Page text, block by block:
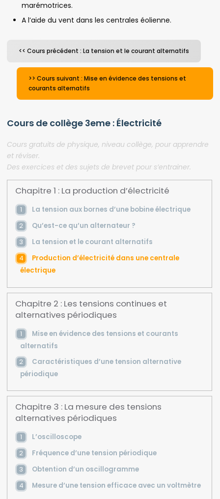
marémotrices.
A l’aide du vent dans les centrales éolienne.
<< Cours précédent : La tension et le courant alternatifs
>> Cours suivant : Mise en évidence des tensions et
courants alternatifs
Cours de collège 3eme : Électricité
Cours gratuits de physique, niveau collège, pour apprendre
et réviser.
Des exercices et des sujets de brevet pour s’entrainer.
Chapitre 1 : La production d’électricité
La tension aux bornes d’une bobine électrique
Qu’est-ce qu’un alternateur ?
La tension et le courant alternatifs
Production d’électricité dans une centrale
électrique
Chapitre 2 : Les tensions continues et
alternatives périodiques
Mise en évidence des tensions et courants
alternatifs
Caractéristiques d’une tension alternative
périodique
Chapitre 3 : La mesure des tensions
alternatives périodiques
L’oscilloscope
Fréquence d’une tension périodique
Obtention d’un oscillogramme
Mesure d’une tension efficace avec un voltmètre